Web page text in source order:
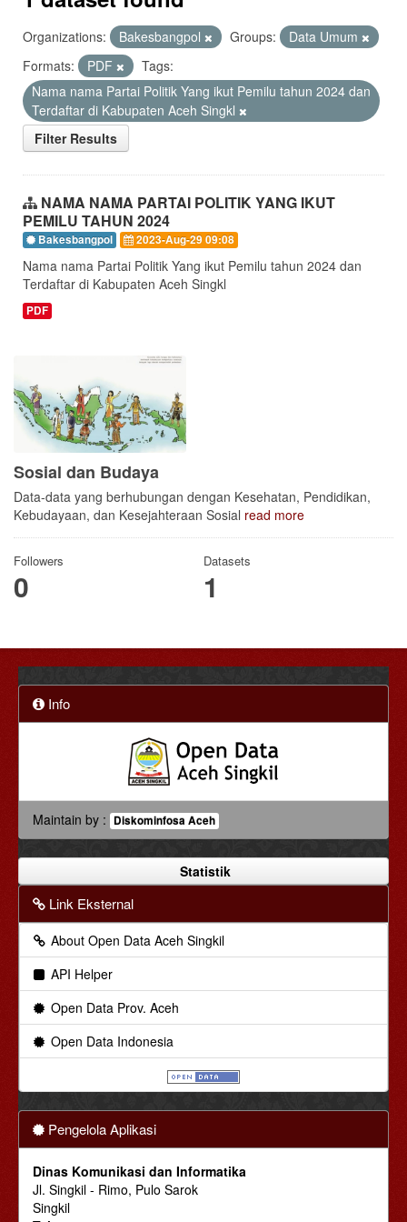
Organizations: Bakesbangpol Groups:
Data Umum
Formats:
PDF
Tags:
Nama nama Partai Politik Yang ikut Pemilu tahun 2024 dan
Terdaftar di Kabupaten Aceh Singkl
Filter Results
NAMA NAMA PARTAI POLITIK YANG IKUT
PEMILU TAHUN 2024
Bakesbangpol 2023-Aug-29 09:08
Nama nama Partai Politik Yang ikut Pemilu tahun 2024 dan
Terdaftar di Kabupaten Aceh Singkl
PDF
Sosial dan Budaya
Data-data yang berhubungan dengan Kesehatan, Pendidikan,
Kebudayaan, dan Kesejahteraan Sosial read more
Followers
0
Datasets
1
Info
Maintain by : Diskominfosa Aceh
Statistik
Link Eksternal
About Open Data Aceh Singkil
API Helper
Open Data Prov. Aceh
Open Data Indonesia
Pengelola Aplikasi
Dinas Komunikasi dan Informatika
Jl. Singkil - Rimo, Pulo Sarok
Singkil